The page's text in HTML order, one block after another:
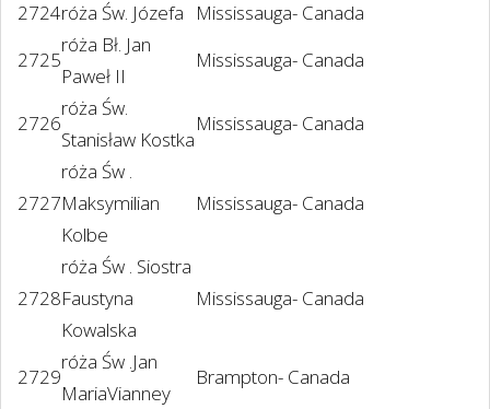
2724róża Św. Józefa
Mississauga- Canada
2725
róża Bł. Jan
Paweł II
Mississauga- Canada
2726
róża Św.
Stanisław Kostka
Mississauga- Canada
2727
róża Św .
Maksymilian
Kolbe
Mississauga- Canada
2728
róża Św . Siostra
Faustyna
Kowalska
Mississauga- Canada
2729
róża Św .Jan
MariaVianney
Brampton- Canada